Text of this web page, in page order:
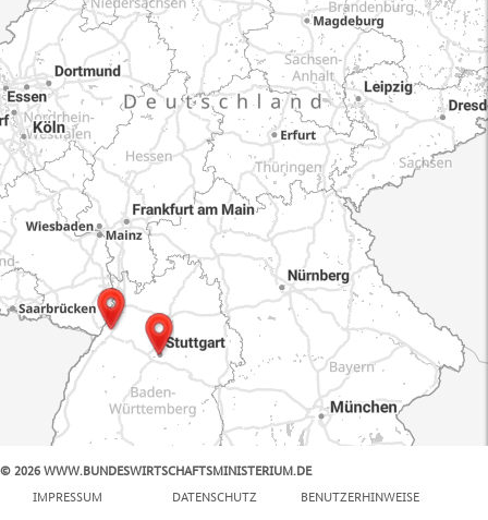
© 2026 WWW.BUNDESWIRTSCHAFTSMINISTERIUM.DE
IMPRESSUM
DATENSCHUTZ BENUTZERHINWEISE